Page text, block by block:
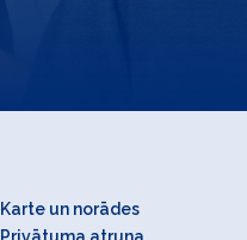
Karte un norādes